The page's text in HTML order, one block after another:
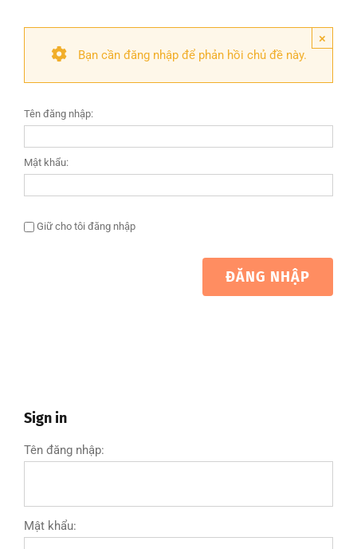
×
Bạn cần đăng nhập để phản hồi chủ đề này.
Tên đăng nhập:
Mật khẩu:
Giữ cho tôi đăng nhập
ĐĂNG NHẬP
Sign in
Tên đăng nhập:
Mật khẩu: